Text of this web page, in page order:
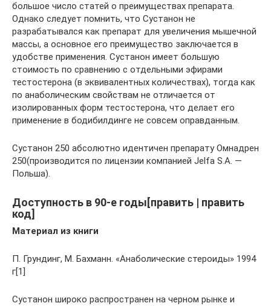
большое число статей о преимуществах препарата.
Однако следует помнить, что Сустанон не
разрабатывался как препарат для увеличения мышечной
массы, а основное его преимущество заключается в
удобстве применения. Сустанон имеет большую
стоимость по сравнению с отдельными эфирами
тестостерона (в эквивалентных количествах), тогда как
по анаболическим свойствам не отличается от
изолированных форм тестостерона, что делает его
применение в бодибилдинге не совсем оправданным.
Сустанон 250 абсолютно идентичен препарату Омнадрен
250(производится по лицензии компанией Jelfa S.A. —
Польша).
Доступность в 90-е годы[править | править
код]
Материал из книги
П. Грундинг, М. Бахманн. «Анаболические стероиды» 1994
г[1]
Сустанон широко распространен на черном рынке и